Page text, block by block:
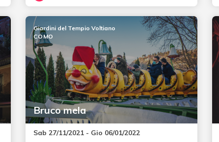
Bruco mela
Giardini del Tempio Voltiano
COMO
Sab 27/11/2021 - Gio 06/01/2022